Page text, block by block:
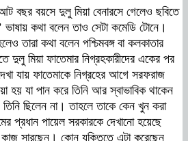
বছর বয়সে দুলু মিয়া বেনারসে গেলেও ছবিতে
ভাষায় কথা বলেন তাও সেটা কমেডি টোনে।
তারা কথা বলেন পশ্চিমবঙ্গ বা কলকাতার
দুলু মিয়া ফাতেমার নিগ্রহকারীদের একের পর
যায় ফাতেমাকে নিগ্রহের আগে সরফরাজ
হয় যা পান করে তিনি আর স্বাভাবিক থাকেন
তিনি ছিলেন না। তাহলে তাকে কেন খুন করা
প্রধান পায়েল সরকারকে দেখানো হয়েছে
সারছেন। কোন যুক্তিতে এটা করেছেন